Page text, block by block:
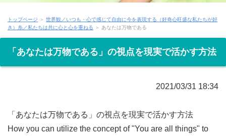
トップページ ＞ 世界観／いつも・心で感じて自由に今を表現する（好奇心旺盛な私たちが好
き）糸／私たちは共に心と心を重ねる ＞ あなたは万物である
「あなたは万物である」の視点を現実で活かす方法
2021/03/31 18:34
「あなたは万物である」の視点を現実で活かす方法
How you can utilize the concept of "You are all things" to